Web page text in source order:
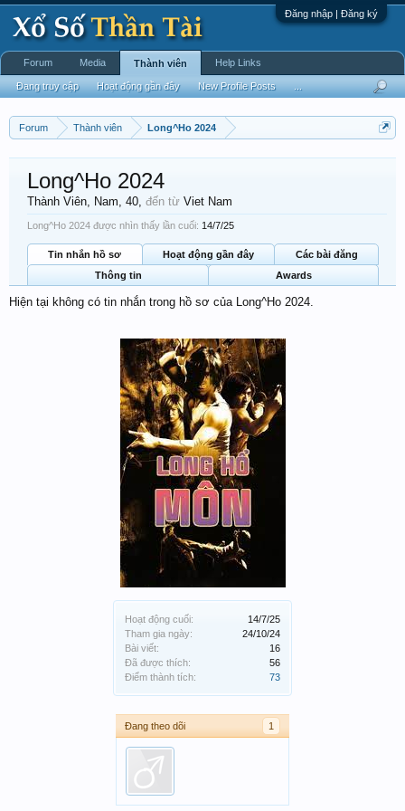
Đăng nhập | Đăng ký
Forum Thành viên Long^Ho 2024
Hoạt động cuối:
14/7/25
Tham gia ngày:
24/10/24
Bài viết:
16
Đã được thích:
56
Điểm thành tích:
73
Đang theo dõi 1
Long^Ho 2024
Thành Viên, Nam, 40, đến từ Viet Nam
Long^Ho 2024 được nhìn thấy lần cuối: 14/7/25
Tin nhắn hồ sơ Hoạt động gần đây
Các bài đăng
Thông tin
Awards
Hiện tại không có tin nhắn trong hồ sơ của Long^Ho 2024.
Forum Media Thành viên
Đang truy cập Hoạt động gần đây New Profile Posts
Help Links